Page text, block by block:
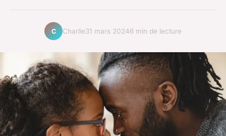
C Charlie31 mars 20246 min de lecture